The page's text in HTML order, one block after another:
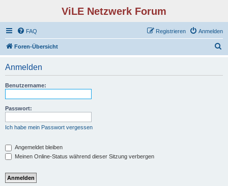
ViLE Netzwerk Forum
FAQ Anmelden
Registrieren
Foren-Übersicht
Anmelden
Benutzername:
Passwort:
Ich habe mein Passwort vergessen
Angemeldet bleiben
Meinen Online-Status während dieser Sitzung verbergen